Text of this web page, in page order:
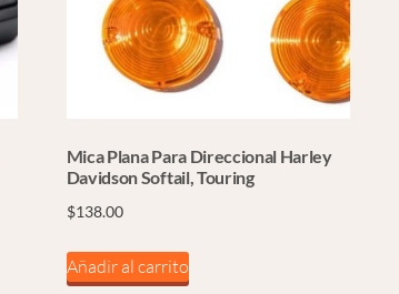
Mica Plana Para Direccional Harley
Davidson Softail, Touring
$138.00
Añadir al carrito